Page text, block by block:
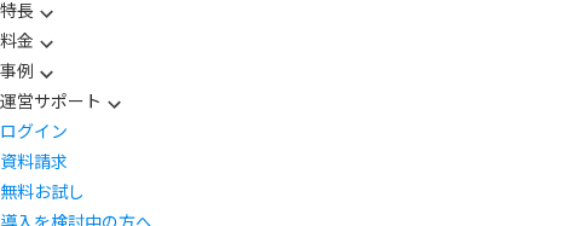
特長
料金
事例
運営サポート
ログイン
資料請求
無料お試し